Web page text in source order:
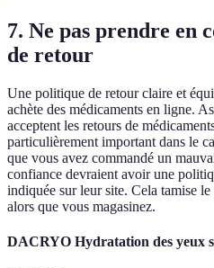
7. Ne pas prendre en
de retour
Une politique de retour claire et
achète des médicaments en ligne.
acceptent les retours de
particulièrement important dans le
que vous avez commandé un
confiance devraient avoir une
indiquée sur leur site. Cela tamise
alors que vous magasinez.
DACRYO Hydratation des yeux